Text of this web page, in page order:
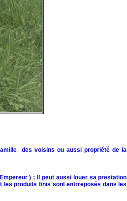
des voisins ou aussi propriété de la
) ; Il peut aussi louer sa prestation
les produits finis sont entrreposés dans les